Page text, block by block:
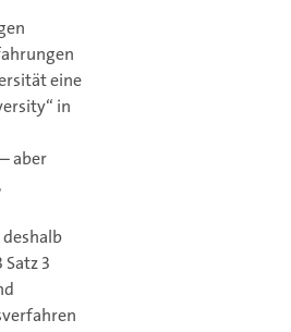
eine
in
aber
3